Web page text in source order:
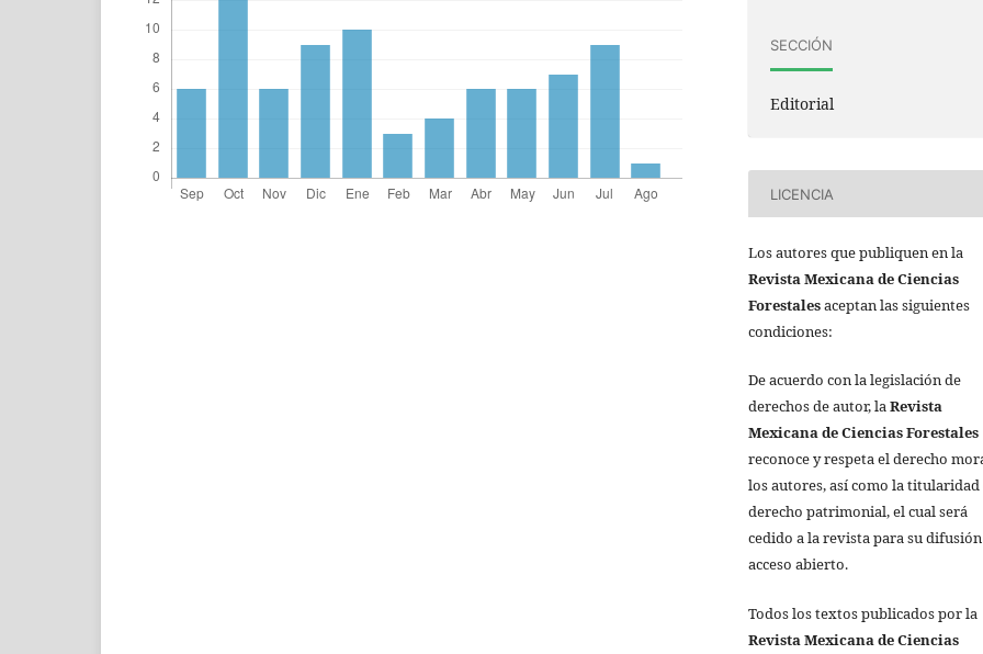
SECCIÓN
Editorial
LICENCIA
Los autores que publiquen en la
Revista Mexicana de Ciencias
Forestalesaceptan las siguientes
condiciones:
De acuerdo con la legislación de
derechos de autor, laRevista
Mexicana de Ciencias Forestales
reconoce y respeta el derecho
los autores, así como la titularidad
derecho patrimonial, el cual será
cedido a la revista para su
acceso abierto.
Todos los textos publicados por la
Revista Mexicana de Ciencias